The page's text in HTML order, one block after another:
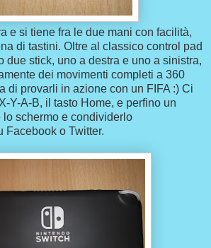
e si tiene fra le due mani con facilità,
di tastini. Oltre al classico control pad
due stick, uno a destra e uno a sinistra,
dei movimenti completi a 360
di provarli in azione con un FIFA :) Ci
Y-A-B, il tasto Home, e perfino un
lo schermo e condividerlo
Facebook o Twitter.